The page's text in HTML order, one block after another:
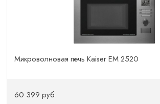
Микроволновая печь Kaiser EM 2520
60 399 руб.